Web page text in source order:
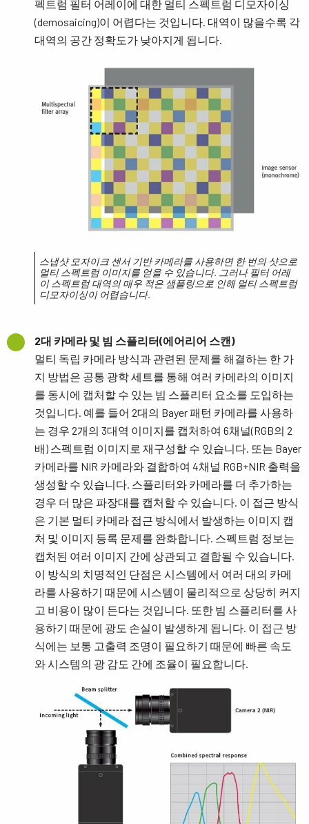
펙트럼 필터 어레이에 대한 멀티 스펙트럼 디모자이싱
(demosaicing)이 어렵다는 것입니다. 대역이 많을수록 각
대역의 공간 정확도가 낮아지게 됩니다.
스냅샷 모자이크 센서 기반 카메라를 사용하면 한 번의 샷으로
멀티 스펙트럼 이미지를 얻을 수 있습니다. 그러나 필터 어레
이 스펙트럼 대역의 매우 적은 샘플링으로 인해 멀티 스펙트럼
디모자이싱이 어렵습니다.
2대 카메라 및 빔 스플리터(에어리어 스캔)
멀티 독립 카메라 방식과 관련된 문제를 해결하는 한 가
지 방법은 공통 광학 세트를 통해 여러 카메라의 이미지
를 동시에 캡처할 수 있는 빔 스플리터 요소를 도입하는
것입니다. 예를 들어 2대의 Bayer 패턴 카메라를 사용하
는 경우 2개의 3대역 이미지를 캡처하여 6채널(RGB의 2
배) 스펙트럼 이미지로 재구성할 수 있습니다. 또는 Bayer
카메라를 NIR 카메라와 결합하여 4채널 RGB+NIR 출력을
생성할 수 있습니다. 스플리터와 카메라를 더 추가하는
경우 더 많은 파장대를 캡처할 수 있습니다. 이 접근 방식
은 기본 멀티 카메라 접근 방식에서 발생하는 이미지 캡
처 및 이미지 등록 문제를 완화합니다. 스펙트럼 정보는
캡처된 여러 이미지 간에 상관되고 결합될 수 있습니다.
이 방식의 치명적인 단점은 시스템에서 여러 대의 카메
라를 사용하기 때문에 시스템이 물리적으로 상당히 커지
고 비용이 많이 든다는 것입니다. 또한 빔 스플리터를 사
용하기 때문에 광도 손실이 발생하게 됩니다. 이 접근 방
식에는 보통 고출력 조명이 필요하기 때문에 빠른 속도
와 시스템의 광 감도 간에 조율이 필요합니다.